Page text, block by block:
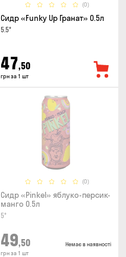
(0)
Сидр «Funky Up Гранат» 0.5л
5.5°
47,50
грн за 1 шт
(0)
Сидр «Pinkel» яблуко-персик-
манго 0.5л
5°
49,50
грн за 1 шт
Немає в наявності